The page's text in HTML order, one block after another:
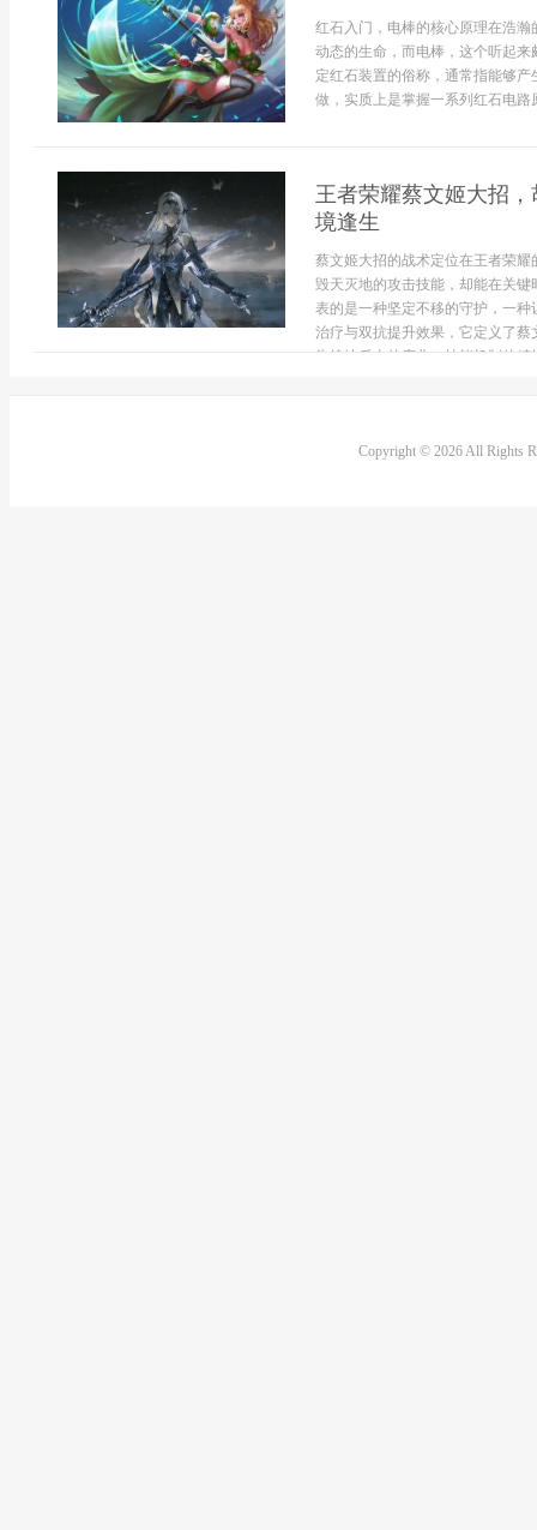
红石入门，电棒的核心原理在浩
动态的生命，而电棒，这个听起
定红石装置的俗称，通常指能够
做，实质上是掌握一系列红石电
王者荣耀蔡文姬大招
境逢生
蔡文姬大招的战术定位在王者荣
毁天灭地的攻击技能，却能在关
表的是一种坚定不移的守护，一
治疗与双抗提升效果，它定义了
为绝地反击的序曲。技能机制的精
Copyright © 2026 All Rights